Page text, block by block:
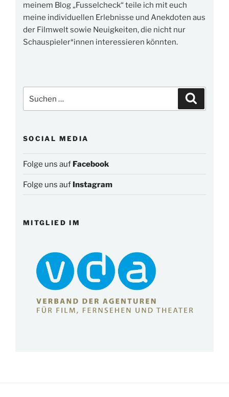
meinem Blog „Fusselcheck“ teile ich mit euch
meine individuellen Erlebnisse und Anekdoten aus
der Filmwelt sowie Neuigkeiten, die nicht nur
Schauspieler*innen interessieren könnten.
nach:
SOCIAL MEDIA
Folge uns auf Facebook
Folge uns auf Instagram
MITGLIED IM